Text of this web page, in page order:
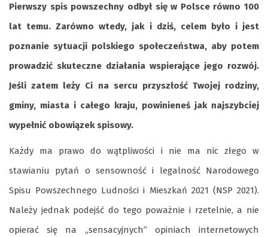
Pierwszy spis powszechny odbył się w Polsce równo 100
lat temu. Zarówno wtedy, jak i dziś, celem było i jest
poznanie sytuacji polskiego społeczeństwa, aby potem
prowadzić skuteczne działania wspierające jego rozwój.
Jeśli zatem leży Ci na sercu przyszłość Twojej rodziny,
gminy, miasta i całego kraju, powinieneś jak najszybciej
wypełnić obowiązek spisowy.
Każdy ma prawo do wątpliwości i nie ma nic złego w
stawianiu pytań o sensowność i legalność Narodowego
Spisu Powszechnego Ludności i Mieszkań 2021 (NSP 2021).
Należy jednak podejść do tego poważnie i rzetelnie, a nie
opierać się na „sensacyjnych” opiniach internetowych